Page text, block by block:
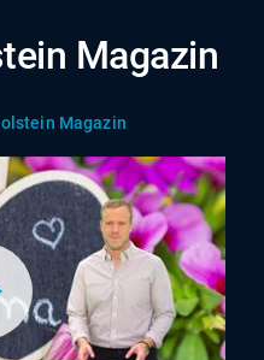
Magazin
Magazin